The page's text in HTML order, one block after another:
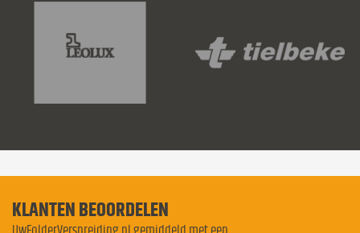
KLANTEN BEOORDELEN
UwFolderVerspreiding.nl gemiddeld met een